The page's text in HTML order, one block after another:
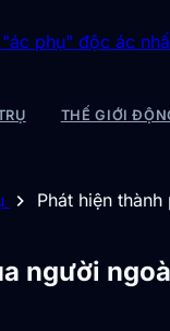
ác nhất hành
THẾ GIỚI
chevron_right
Phát hiện
người